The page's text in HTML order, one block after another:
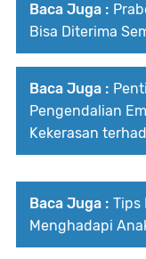
Baca Juga :
Bisa Diterima
Baca Juga :
Pengendalian
Kekerasan
Baca Juga : Tips
Menghadapi